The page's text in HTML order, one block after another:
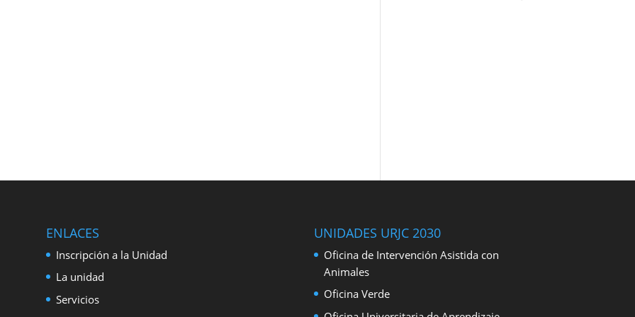
ENLACES
Inscripción a la Unidad
La unidad
Servicios
UNIDADES URJC 2030
Oficina de Intervención Asistida con
Animales
Oficina Verde